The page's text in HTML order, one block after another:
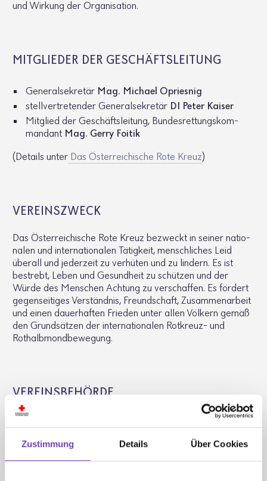
Zustimmung Details Über Cookies
und Wirkung der Orga­ni­sa­tion.
MITGLIEDER DER GESCHÄFTS­LEI­TUNG
Gene­ral­se­kretär Mag. Michael Opriesnig
stell­ver­tre­tender Gene­ral­se­kretär DI Peter Kaiser
Mitglied der Geschäfts­lei­tung, Bundes­ret­tungs­kom­
man­dant Mag. Gerry Foitik
(Details unter Das Öster­rei­chi­sche Rote Kreuz)
VEREINS­ZWECK
Das Öster­rei­chi­sche Rote Kreuz bezweckt in seiner natio­
nalen und inter­na­tio­nalen Tätig­keit, mensch­li­ches Leid
überall und jeder­zeit zu verhüten und zu lindern. Es ist
bestrebt, Leben und Gesund­heit zu schützen und der
Würde des Menschen Achtung zu verschaffen. Es fördert
gegen­sei­tiges Verständnis, Freund­schaft, Zusam­men­ar­beit
und einen dauer­haften Frieden unter allen Völkern gemäß
den Grund­sätzen der inter­na­tio­nalen Rotkreuz- und
Rothalb­mond­be­we­gung.
VEREINS­BE­HÖRDE
Bundes­po­li­zei­di­rek­tion Wien
le­gen­heiten
Schot­ten­ring 7-9